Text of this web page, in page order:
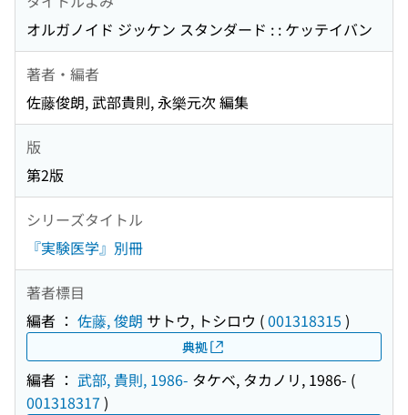
オルガノイド ジッケン スタンダード : : ケッテイバン
著者・編者
佐藤俊朗, 武部貴則, 永樂元次 編集
版
第2版
シリーズタイトル
『実験医学』別冊
著者標目
編者 ： 佐藤, 俊朗 サトウ, トシロウ (001318315 )
典拠
編者 ： 武部, 貴則, 1986- タケベ, タカノリ, 1986- (
001318317 )